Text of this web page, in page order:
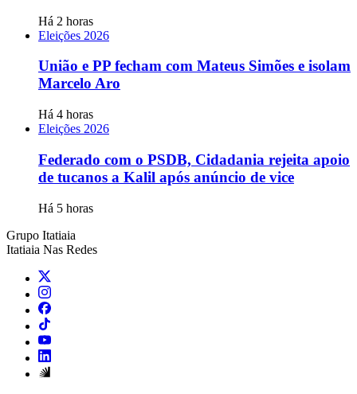
Há 2 horas
Eleições 2026
União e PP fecham com Mateus Simões e isolam
Marcelo Aro
Há 4 horas
Eleições 2026
Federado com o PSDB, Cidadania rejeita apoio
de tucanos a Kalil após anúncio de vice
Há 5 horas
Grupo Itatiaia
Itatiaia Nas Redes